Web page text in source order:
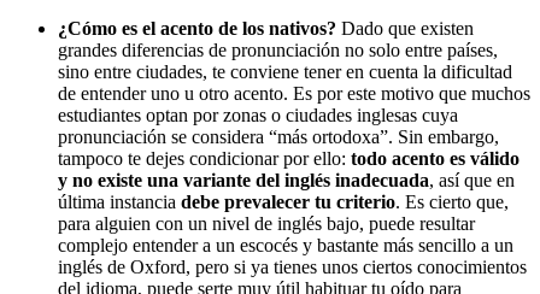
¿Cómo es el acento de los nativos? Dado que existen
grandes diferencias de pronunciación no solo entre países,
sino entre ciudades, te conviene tener en cuenta la dificultad
de entender uno u otro acento. Es por este motivo que muchos
estudiantes optan por zonas o ciudades inglesas cuya
pronunciación se considera “más ortodoxa”. Sin embargo,
tampoco te dejes condicionar por ello: todo acento es válido
y no existe una variante del inglés inadecuada, así que en
última instancia debe prevalecer tu criterio. Es cierto que,
para alguien con un nivel de inglés bajo, puede resultar
complejo entender a un escocés y bastante más sencillo a un
inglés de Oxford, pero si ya tienes unos ciertos conocimientos
del idioma, puede serte muy útil habituar tu oído para